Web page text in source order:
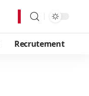
Recrutement